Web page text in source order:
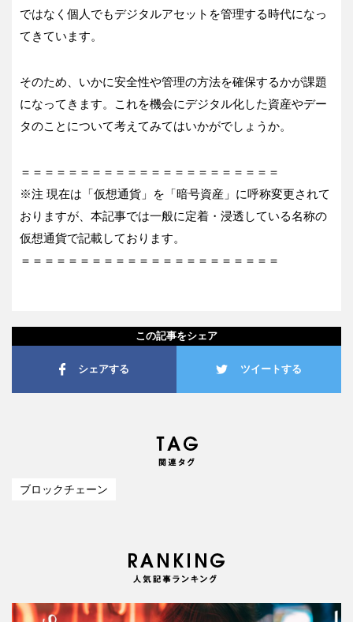
ではなく個人でもデジタルアセットを管理する時代になっ
てきています。
そのため、いかに安全性や管理の方法を確保するかが課題
になってきます。これを機会にデジタル化した資産やデー
タのことについて考えてみてはいかがでしょうか。
＝＝＝＝＝＝＝＝＝＝＝＝＝＝＝＝＝＝＝＝＝＝
※注 現在は「仮想通貨」を「暗号資産」に呼称変更されて
おりますが、本記事では一般に定着・浸透している名称の
仮想通貨で記載しております。
＝＝＝＝＝＝＝＝＝＝＝＝＝＝＝＝＝＝＝＝＝＝
この記事をシェア
シェアする ツイートする
ブロックチェーン